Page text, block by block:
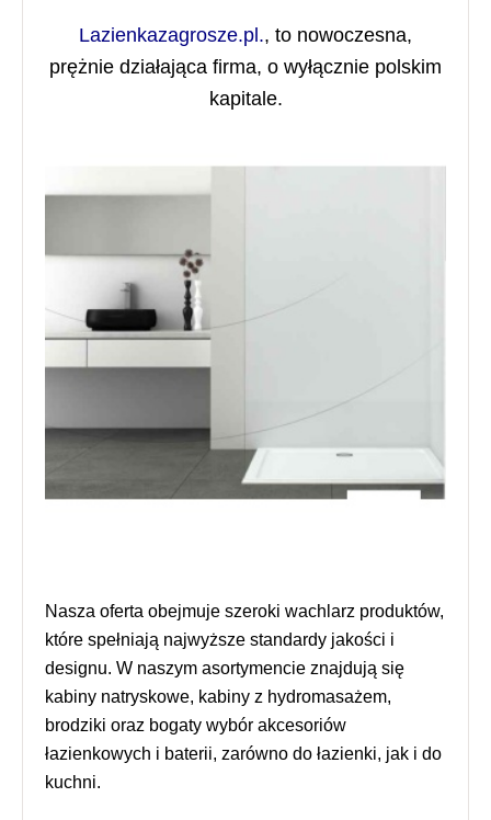
Lazienkazagrosze.pl., to nowoczesna,
prężnie działająca firma, o wyłącznie polskim
kapitale.
Nasza oferta obejmuje szeroki wachlarz produktów,
które spełniają najwyższe standardy jakości i
designu. W naszym asortymencie znajdują się
kabiny natryskowe, kabiny z hydromasażem,
brodziki oraz bogaty wybór akcesoriów
łazienkowych i baterii, zarówno do łazienki, jak i do
kuchni.